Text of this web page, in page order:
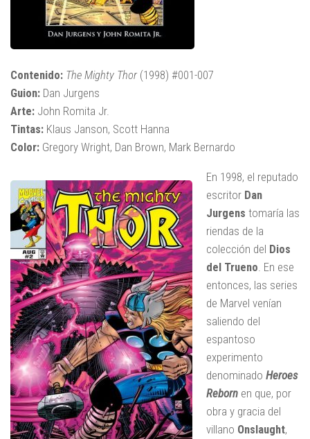
Contenido: The Mighty Thor (1998) #001-007
Guion: Dan Jurgens
Arte: John Romita Jr.
Tintas: Klaus Janson, Scott Hanna
Color: Gregory Wright, Dan Brown, Mark Bernardo
En 1998, el reputado
escritor Dan
Jurgens tomaría las
riendas de la
colección del Dios
del Trueno . En ese
entonces, las series
de Marvel venían
saliendo del
espantoso
experimento
denominado Heroes
Reborn en que, por
obra y gracia del
villano Onslaught,